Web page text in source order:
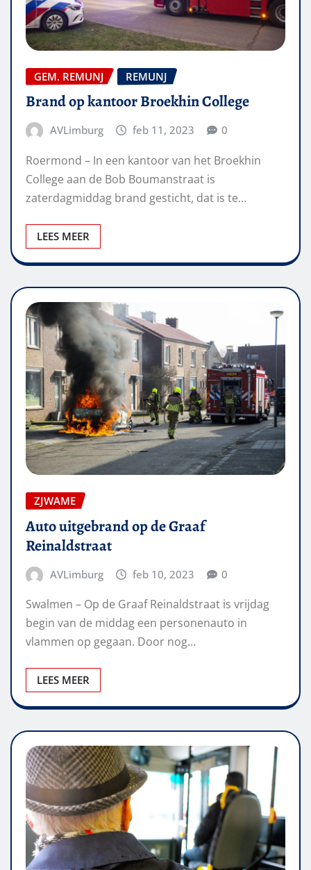
GEM. REMUNJ REMUNJ
Brand op kantoor Broekhin College
AVLimburg feb 11, 2023 0
Roermond – In een kantoor van het Broekhin
College aan de Bob Boumanstraat is
zaterdagmiddag brand gesticht, dat is te…
LEES MEER
ZJWAME
Auto uitgebrand op de Graaf
Reinaldstraat
AVLimburg feb 10, 2023 0
Swalmen – Op de Graaf Reinaldstraat is vrijdag
begin van de middag een personenauto in
vlammen op gegaan. Door nog…
LEES MEER